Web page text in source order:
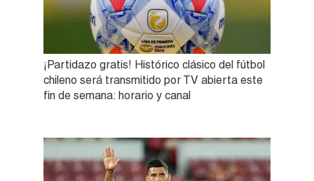
¡Partidazo gratis! Histórico clásico del fútbol
chileno será transmitido por TV abierta este
fin de semana: horario y canal